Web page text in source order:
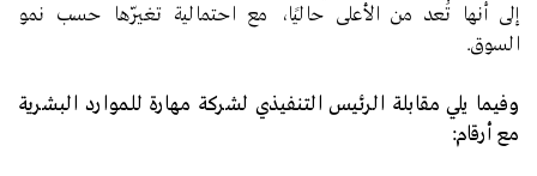
إلى أنها تُعد من الأعلى حاليًا، مع احتمالية تغيّرها حسب نمو
السوق.
وفيما يلي مقابلة الرئيس التنفيذي لشركة مهارة للموارد البشرية
مع أرقام: